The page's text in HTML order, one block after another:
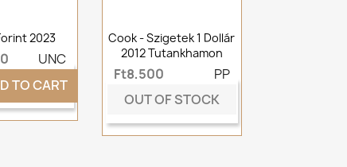
2023
UNC
TO CART
Cook - Szigetek 1 Dollár
2012 Tutankhamon
Ft8,500
PP
OUT OF STOCK